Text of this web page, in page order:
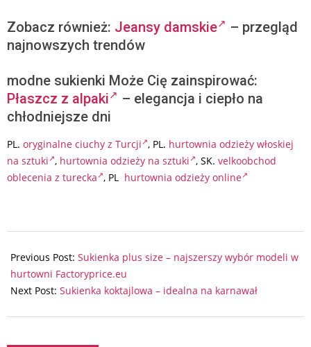
Zobacz również: Jeansy damskie
– przegląd
najnowszych trendów
modne sukienki Może Cię zainspirować:
Płaszcz z alpaki
– elegancja i ciepło na
chłodniejsze dni
PL. oryginalne ciuchy z Turcji , PL. hurtownia odzieży włoskiej
na sztuki , hurtownia odzieży na sztuki , SK. velkoobchod
oblecenia z turecka , PL hurtownia odzieży online
01-
07
Previous Post: Sukienka plus size – najszerszy wybór modeli w
hurtowni Factoryprice.eu
Next Post: Sukienka koktajlowa – idealna na karnawał